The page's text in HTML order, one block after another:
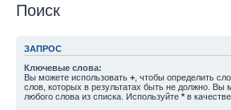
Поиск
ЗАПРОС
Ключевые слова:
Вы можете использовать + , чтобы определить
слов, которых в результатах быть не должно. Вы
любого слова из списка. Используйте * в